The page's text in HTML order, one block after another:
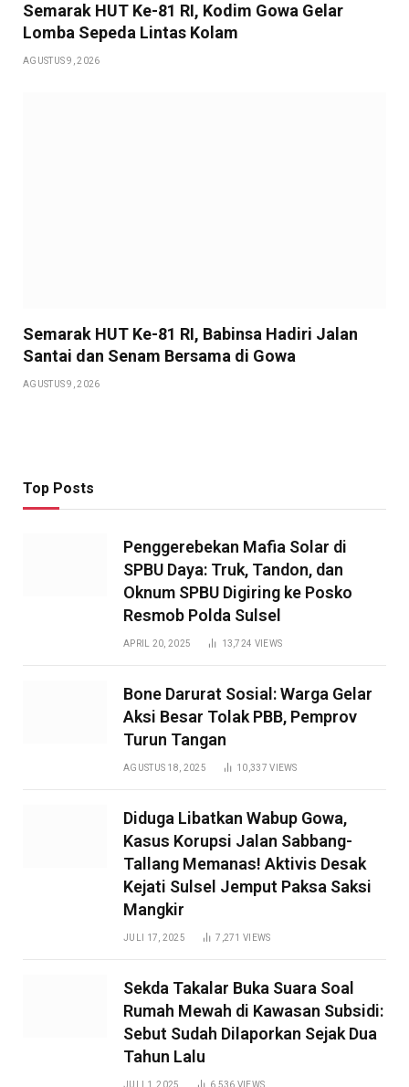
Semarak HUT Ke-81 RI, Kodim Gowa Gelar
Lomba Sepeda Lintas Kolam
AGUSTUS 9, 2026
Semarak HUT Ke-81 RI, Babinsa Hadiri Jalan
Santai dan Senam Bersama di Gowa
AGUSTUS 9, 2026
Top Posts
Penggerebekan Mafia Solar di
SPBU Daya: Truk, Tandon, dan
Oknum SPBU Digiring ke Posko
Resmob Polda Sulsel
APRIL 20, 2025 13,724 VIEWS
Bone Darurat Sosial: Warga Gelar
Aksi Besar Tolak PBB, Pemprov
Turun Tangan
AGUSTUS 18, 2025 10,337VIEWS
Diduga Libatkan Wabup Gowa,
Kasus Korupsi Jalan Sabbang-
Tallang Memanas! Aktivis Desak
Kejati Sulsel Jemput Paksa Saksi
Mangkir
JULI 17, 2025 7,271VIEWS
Sekda Takalar Buka Suara Soal
Rumah Mewah di Kawasan Subsidi:
Sebut Sudah Dilaporkan Sejak Dua
Tahun Lalu
JULI 1, 2025 6,536 VIEWS